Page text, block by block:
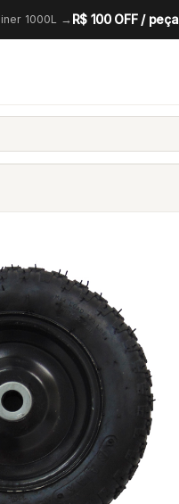
1000L → R$ 100 OFF / peça